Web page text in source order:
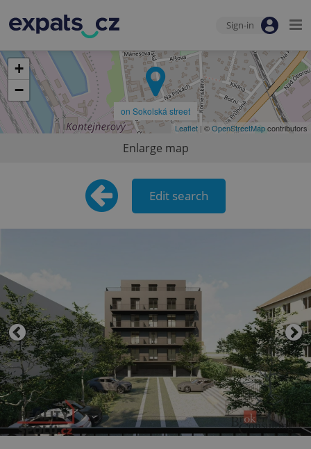
Sign-in
on Sokolská street
+
−
Leaflet | ©OpenStreetMapcontributors
Enlarge map
Edit search